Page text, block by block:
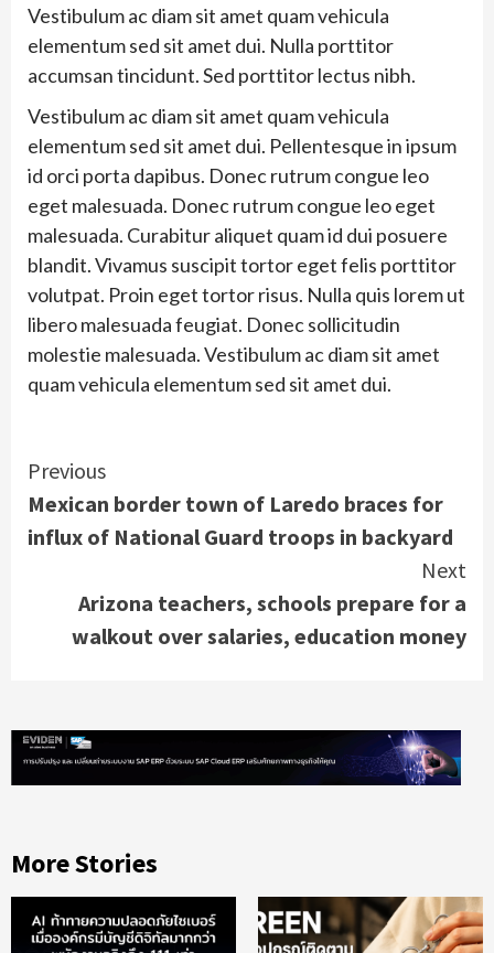
Vestibulum ac diam sit amet quam vehicula
elementum sed sit amet dui. Nulla porttitor
accumsan tincidunt. Sed porttitor lectus nibh.
Vestibulum ac diam sit amet quam vehicula
elementum sed sit amet dui. Pellentesque in ipsum
id orci porta dapibus. Donec rutrum congue leo
eget malesuada. Donec rutrum congue leo eget
malesuada. Curabitur aliquet quam id dui posuere
blandit. Vivamus suscipit tortor eget felis porttitor
volutpat. Proin eget tortor risus. Nulla quis lorem ut
libero malesuada feugiat. Donec sollicitudin
molestie malesuada. Vestibulum ac diam sit amet
quam vehicula elementum sed sit amet dui.
Continue
Reading
Previous
Mexican border town of Laredo braces for
influx of National Guard troops in backyard
Next
Arizona teachers, schools prepare for a
walkout over salaries, education money
More Stories